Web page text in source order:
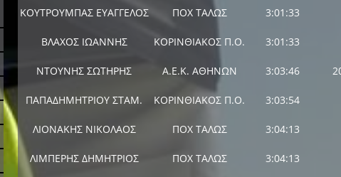
ΚΟΥΤΡΟΥΜΠΑΣ ΕΥΑΓΓΕΛΟΣ ΠΟΧ ΤΑΛΩΣ 3:01:33
ΒΛΑΧΟΣ ΙΩΑΝΝΗΣ ΚΟΡΙΝΘΙΑΚΟΣ Π.Ο. 3:01:33
ΝΤΟΥΝΗΣ ΣΩΤΗΡΗΣ Α.Ε.Κ. ΑΘΗΝΩΝ 3:03:46
ΠΑΠΑΔΗΜΗΤΡΙΟΥ ΣΤΑΜ. ΚΟΡΙΝΘΙΑΚΟΣ Π.Ο. 3:03:54
ΛΙΟΝΑΚΗΣ ΝΙΚΟΛΑΟΣ ΠΟΧ ΤΑΛΩΣ 3:04:13
ΛΙΜΠΕΡΗΣ ΔΗΜΗΤΡΙΟΣ ΠΟΧ ΤΑΛΩΣ 3:04:13